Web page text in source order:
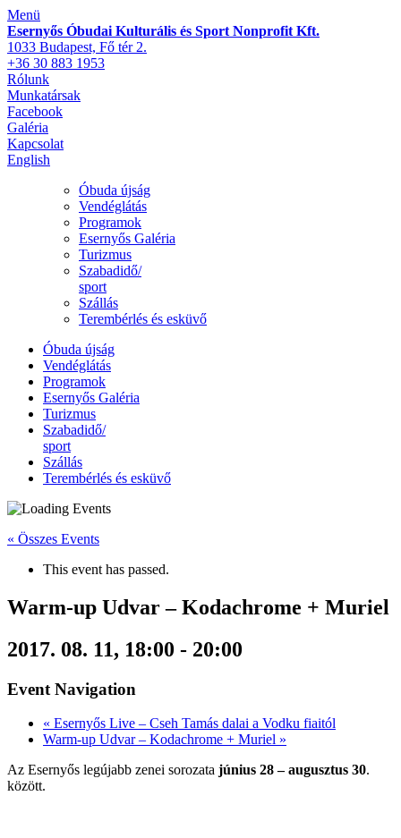
Menü
Esernyős Óbudai Kulturális és Sport Nonprofit Kft.
1033 Budapest, Fő tér 2.
+36 30 883 1953
Rólunk
Munkatársak
Facebook
Galéria
Kapcsolat
English
Óbuda újság
Vendéglátás
Programok
Esernyős Galéria
Turizmus
Szabadidő/
sport
Szállás
Terembérlés és esküvő
Óbuda újság
Vendéglátás
Programok
Esernyős Galéria
Turizmus
Szabadidő/
sport
Szállás
Terembérlés és esküvő
« Összes Events
This event has passed.
Warm-up Udvar – Kodachrome + Muriel
2017. 08. 11, 18:00 - 20:00
Event Navigation
« Esernyős Live – Cseh Tamás dalai a Vodku fiaitól
Warm-up Udvar – Kodachrome + Muriel »
Az Esernyős legújabb zenei sorozata június 28 – augusztus 30.
között.